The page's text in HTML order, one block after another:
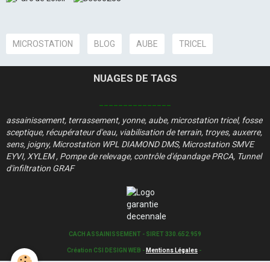
MICROSTATION BLOG AUBE TRICEL
NUAGES DE TAGS
assainissement, terrassement, yonne, aube, microstation tricel, fosse
sceptique, récupérateur d'eau, viabilisation de terrain, troyes, auxerre,
sens, joigny, Microstation WPL DIAMOND DMS, Microstation SMVE
EYVI, XYLEM , Pompe de relevage​, contrôle d'épandage PRCA, Tunnel
d'infiltration GRAF​
CACH ASSAINISSEMENT - SIRET 330.652.959
Création CSI DESIGN WEB - Mentions Légales -